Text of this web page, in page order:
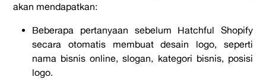
akan mendapatkan:
Beberapa pertanyaan sebelum Hatchful Shopify
secara otomatis membuat desain logo, seperti
nama bisnis online, slogan, kategori bisnis, posisi
logo.